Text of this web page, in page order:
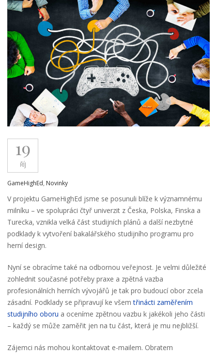
19
ŘÍJ
GameHighEd, Novinky
V projektu GameHighEd jsme se posunuli blíže k významnému
milníku – ve spolupráci čtyř univerzit z Česka, Polska, Finska a
Turecka, vznikla velká část studijních plánů a další nezbytné
podklady k vytvoření bakalářského studijního programu pro
herní design.
Nyní se obracíme také na odbornou veřejnost. Je velmi důležité
zohlednit současné potřeby praxe a zpětná vazba
profesionálních herních vývojářů je tak pro budoucí obor zcela
zásadní. Podklady se připravují ke všemtřinácti zaměřením
studijního oboru a oceníme zpětnou vazbu k jakékoli jeho části
– každý se může zaměřit jen na tu část, která je mu nejbližší.
Zájemci nás mohou kontaktovat e-mailem. Obratem